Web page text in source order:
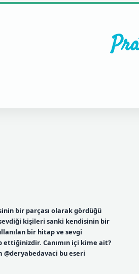
bir parçası olarak gördüğü
kişileri sanki kendisinin bir
bir hitap ve sevgi
Canımın içi kime ait?
@deryabedavaci bu eseri